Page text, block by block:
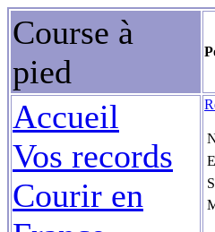
Course à
pied
Accueil
Vos records
Courir en